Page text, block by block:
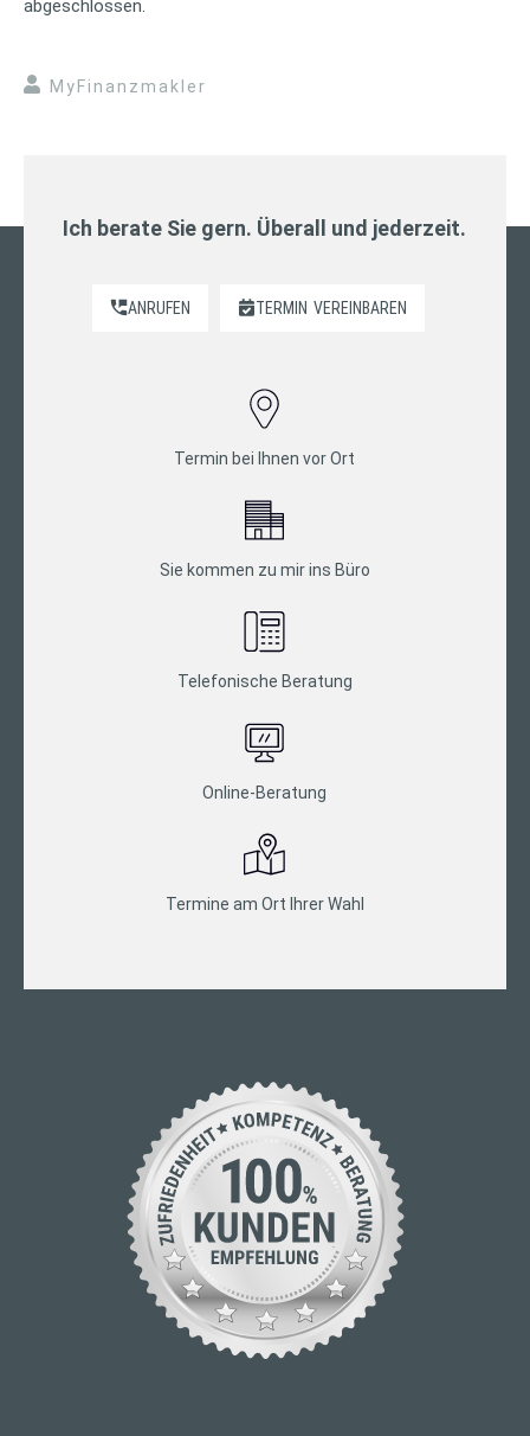
abgeschlossen.
MyFinanzmakler
Ich berate Sie gern. Überall und jederzeit.
ANRUFEN TERMIN VEREINBAREN
Termin bei Ihnen vor Ort
Sie kommen zu mir ins Büro
Telefonische Beratung
Online-Beratung
Termine am Ort Ihrer Wahl